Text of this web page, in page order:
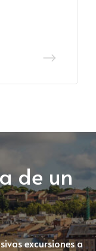
de un
excursiones a